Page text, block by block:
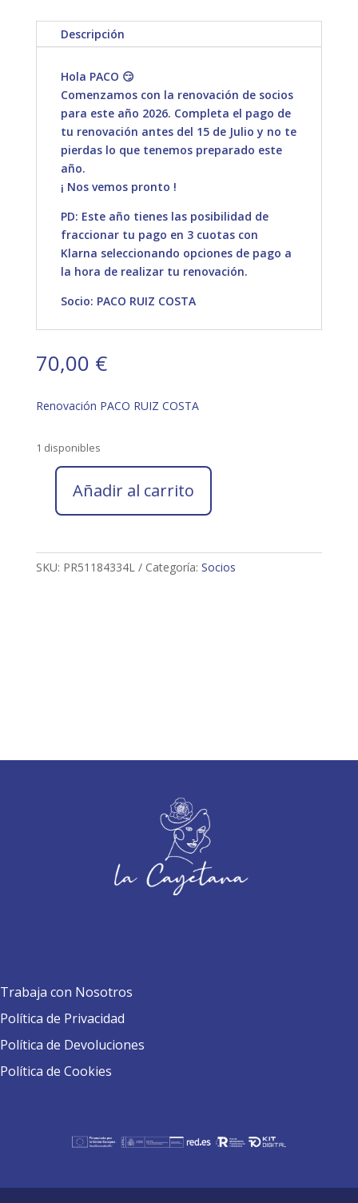
Descripción
Hola PACO 😏
Comenzamos con la renovación de socios
para este año 2026. Completa el pago de
tu renovación antes del 15 de Julio y no te
pierdas lo que tenemos preparado este
año.
¡ Nos vemos pronto !
PD: Este año tienes las posibilidad de
fraccionar tu pago en 3 cuotas con
Klarna seleccionando opciones de pago a
la hora de realizar tu renovación.
Socio: PACO RUIZ COSTA
70,00 €
Renovación PACO RUIZ COSTA
1 disponibles
2026
RUIZ
COSTA
Añadir al carrito
SKU: PR51184334L Categoría: Socios
Trabaja con Nosotros
Política de Privacidad
Política de Devoluciones
Política de Cookies